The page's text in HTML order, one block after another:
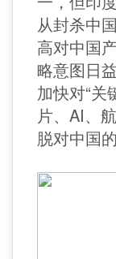
从封杀中
高对中国
略意图日
加快对“关
片、AI、
脱对中国